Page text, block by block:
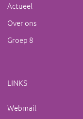
Actueel
Over ons
Groep 8
LINKS
Webmail